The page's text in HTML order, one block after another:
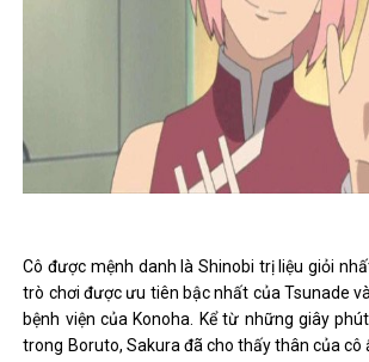
Cô được mệnh danh là Shinobi trị liệu giỏi
trò chơi được ưu tiên bậc nhất của Tsunade
bệnh viện của Konoha. Kể từ những giây
trong Boruto, Sakura đã cho thấy thân của